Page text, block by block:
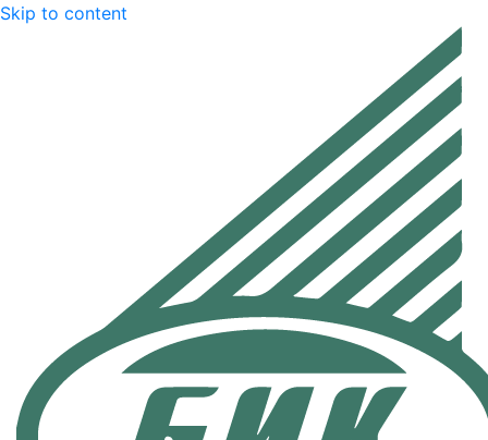
Skip to content